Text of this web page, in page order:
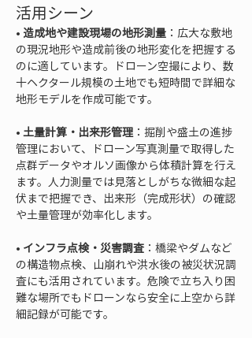
活用シーン
• 造成地や建設現場の地形測量 ：広大な敷地
の現況地形や造成前後の地形変化を把握する
のに適しています。ドローン空撮により、数
十ヘクタール規模の土地でも短時間で詳細な
• 土量計算・出来形管理 ：掘削や盛土の進捗
管理において、ドローン写真測量で取得した
点群データやオルソ画像から体積計算を行え
ます。人力測量では見落としがちな微細な起
伏まで把握でき、出来形（完成形状）の確認
• インフラ点検・災害調査 ：橋梁やダムなど
の構造物点検、山崩れや洪水後の被災状況調
査にも活用されています。危険で立ち入り困
難な場所でもドローンなら安全に上空から詳
細記録が可能です。